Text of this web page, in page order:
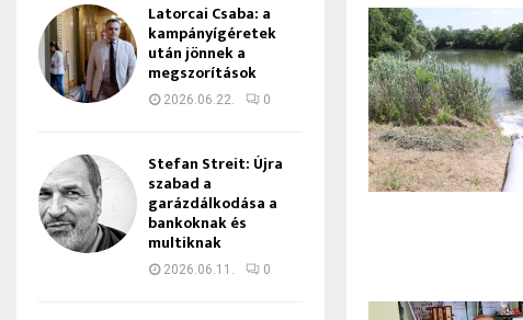
Latorcai Csaba: a
kampányígéretek
után jönnek a
megszorítások
2026.06.22. 0
Stefan Streit: Újra
szabad a
garázdálkodása a
bankoknak és
multiknak
2026.06.11. 0